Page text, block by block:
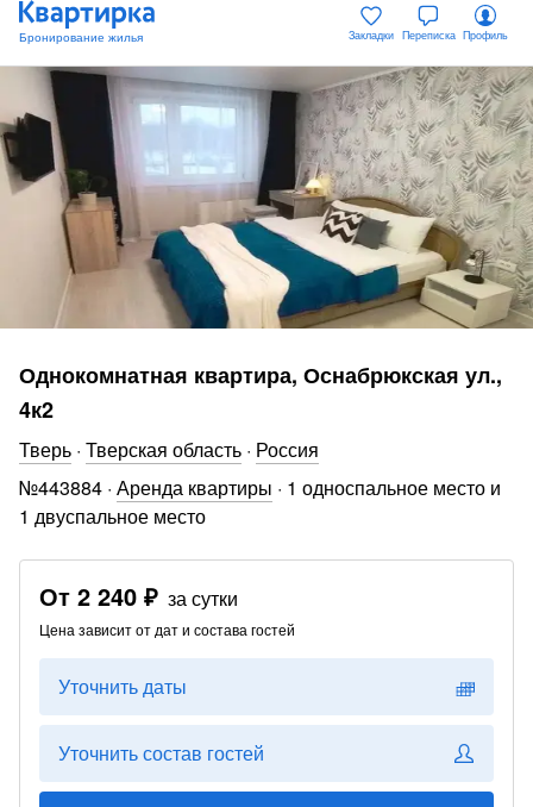
Закладки Переписка Профиль
Однокомнатная квартира, Оснабрюкская ул.,
4к2
Тверь · Тверская область · Россия
№443884 · Аренда квартиры · 1 односпальное место и
1 двуспальное место
От 2 240 ₽ за сутки
Цена зависит от дат и состава гостей
Уточнить даты
Уточнить состав гостей